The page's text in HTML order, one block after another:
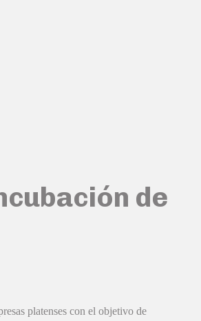
de
platenses con el objetivo de